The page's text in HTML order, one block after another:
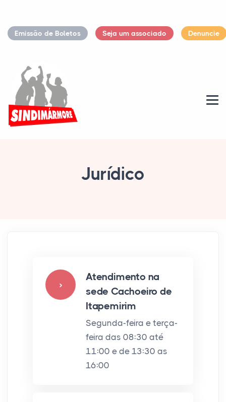
Emissão de Boletos Seja um associado Denuncie
Jurídico
›
Atendimento na
sede Cachoeiro de
Itapemirim
Segunda-feira e terça-
feira das 08:30 até
11:00 e de 13:30 as
16:00